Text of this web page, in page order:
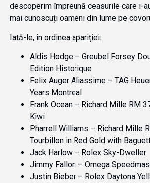
descoperim împreună ceasurile care i-
mai cunoscuți oameni din lume pe
Iată-le, în ordinea apariției:
Aldis Hodge – Greubel Forsey
Edition Historique
Felix Auger Aliassime – TAG
Years Montreal
Frank Ocean – Richard Mille RM
Kiwi
Pharrell Williams – Richard Mille
Tourbillon in Red Gold with
Jack Harlow – Rolex Sky-Dweller
Jimmy Fallon – Omega
Justin Bieber – Rolex Daytona